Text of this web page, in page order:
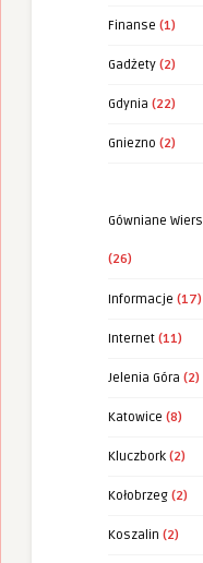
Finanse (1)
Gadżety (2)
Gdynia (22)
Gniezno (2)
Gówniane
(26)
Informacje (17)
Internet (11)
Jelenia Góra (2)
Katowice (8)
Kluczbork (2)
Kołobrzeg (2)
Koszalin (2)